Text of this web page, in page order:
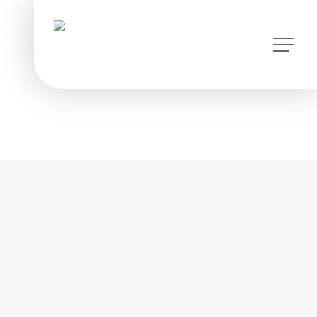
instagramMenu